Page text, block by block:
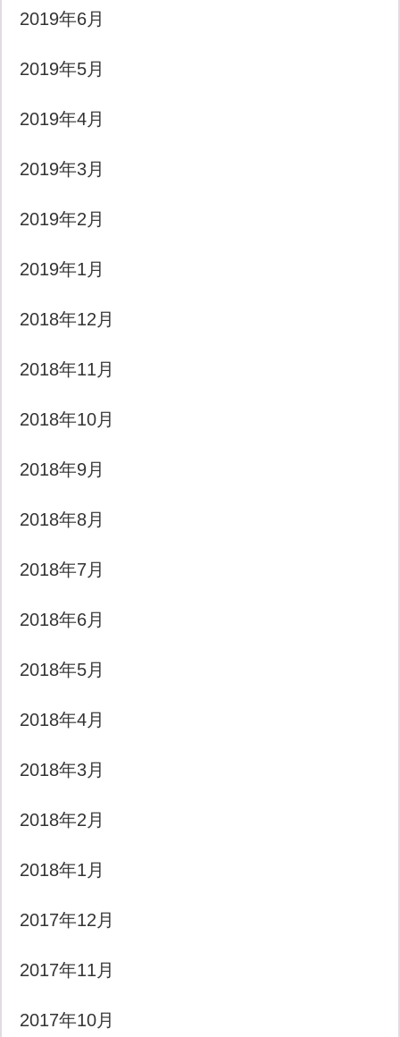
2019年6月
2019年5月
2019年4月
2019年3月
2019年2月
2019年1月
2018年12月
2018年11月
2018年10月
2018年9月
2018年8月
2018年7月
2018年6月
2018年5月
2018年4月
2018年3月
2018年2月
2018年1月
2017年12月
2017年11月
2017年10月